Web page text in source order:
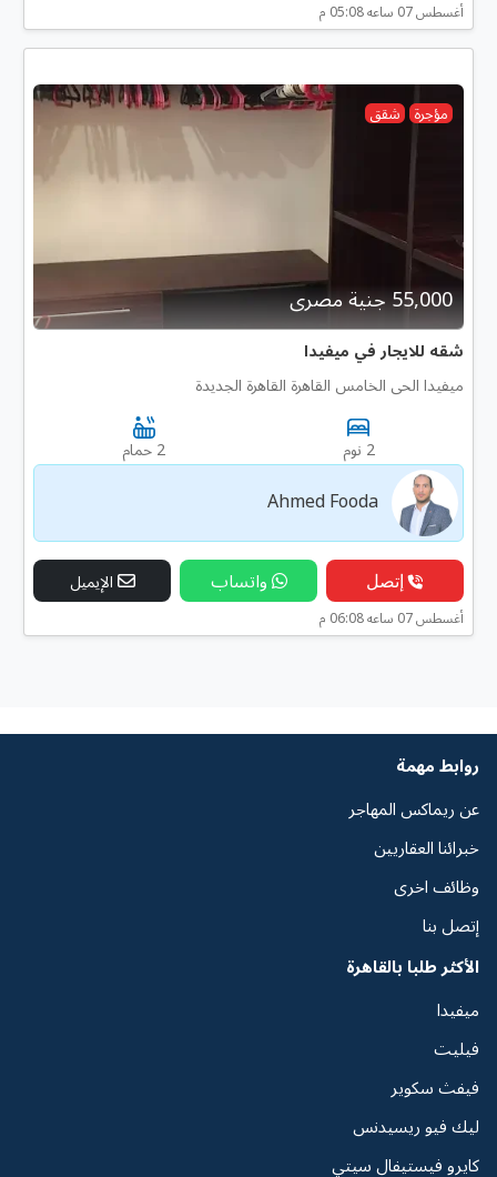
أغسطس 07 ساعه 05:08 م
مؤجرة شقق
55,000 جنية مصرى
شقه للايجار في ميفيدا
ميفيدا الحى الخامس القاهرة القاهرة الجديدة
2 نوم 2 حمام
Ahmed Fooda
إتصل واتساب الإيميل
أغسطس 07 ساعه 06:08 م
روابط مهمة
عن ريماكس المهاجر
خبرائنا العقاريين
وظائف اخرى
إتصل بنا
الأكثر طلبا بالقاهرة
ميفيدا
فيليت
فيفث سكوير
ليك فيو ريسيدنس
كايرو فيستيفال سيتي